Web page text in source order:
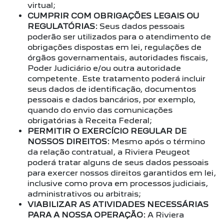
virtual;
CUMPRIR COM OBRIGAÇÕES LEGAIS OU
REGULATÓRIAS: Seus dados pessoais
poderão ser utilizados para o atendimento de
obrigações dispostas em lei, regulações de
órgãos governamentais, autoridades fiscais,
Poder Judiciário e/ou outra autoridade
competente. Este tratamento poderá incluir
seus dados de identificação, documentos
pessoais e dados bancários, por exemplo,
quando do envio das comunicações
obrigatórias à Receita Federal;
PERMITIR O EXERCÍCIO REGULAR DE
NOSSOS DIREITOS: Mesmo após o término
da relação contratual, a Riviera Peugeot
poderá tratar alguns de seus dados pessoais
para exercer nossos direitos garantidos em lei,
inclusive como prova em processos judiciais,
administrativos ou arbitrais;
VIABILIZAR AS ATIVIDADES NECESSÁRIAS
PARA A NOSSA OPERAÇÃO: A Riviera